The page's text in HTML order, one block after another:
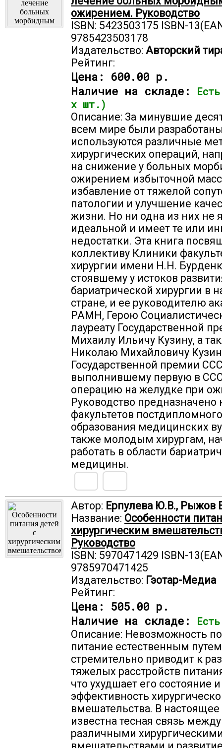
ожирением. Руководство
ISBN: 5423503175 ISBN-
9785423503178
Издательство: Авторский
Рейтинг:
Цена: 600.00 р.
Наличие на складе:
х шт.)
Описание: За минувшие
всем мире были
используются различные
хирургических операций,
на снижение у больных
ожирением избыточной
избавление от тяжелой
патологии и улучшение
жизни. Но ни одна из них не
идеальной и имеет те или
недостатки. Эта книга
коллективу Клиники
хирургии имени Н.Н.
стоявшему у истоков
бариатрической хирургии в
стране, и ее руководителю
РАМН, Герою
лауреату Государственной
Михаилу Ильичу Кузину, а
Николаю Михайловичу
Государственной премии
выполнившему первую в
операцию на желудке при
Руководство предназначено
факультетов постдипломного
образования медицинских
также молодым хирургам,
работать в области
медицины.
Автор: Ерпулева Ю.В., Рыжов
Название: Особенности
хирургическим
Руководство
ISBN: 5970471429 ISBN-
9785970471425
Издательство: Гэотар-Медиа
Рейтинг:
Цена: 505.00 р.
Наличие на складе:
Описание: Невозможность
питание естественным путем
стремительно приводит к
тяжелых расстройств
что ухудшает его состояние
эффективность
вмешательства. В
известна тесная связь между
различными